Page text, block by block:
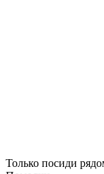
Только посиди